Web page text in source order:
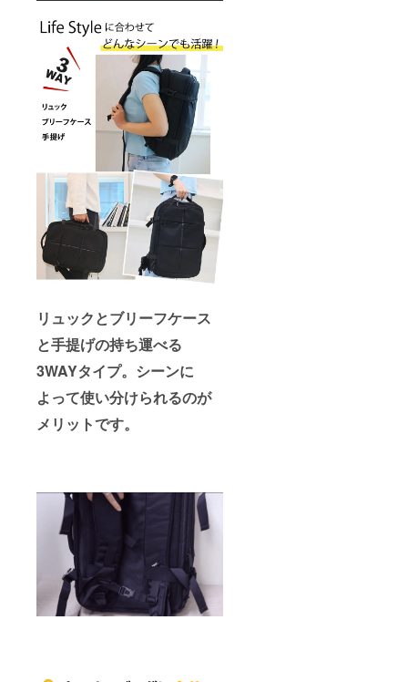
リュックとブリーフケース
と手提げの持ち運べる
3WAYタイプ。シーンに
よって使い分けられるのが
メリットです。